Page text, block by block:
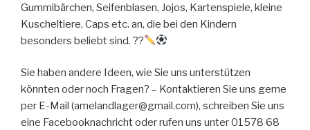
Gummibärchen, Seifenblasen, Jojos, Kartenspiele, kleine
Kuscheltiere, Caps etc. an, die bei den Kindern
besonders beliebt sind. ??
Sie haben andere Ideen, wie Sie uns unterstützen
könnten oder noch Fragen? – Kontaktieren Sie uns gerne
per E-Mail (amelandlager@gmail.com), schreiben Sie uns
eine Facebooknachricht oder rufen uns unter 01578 68